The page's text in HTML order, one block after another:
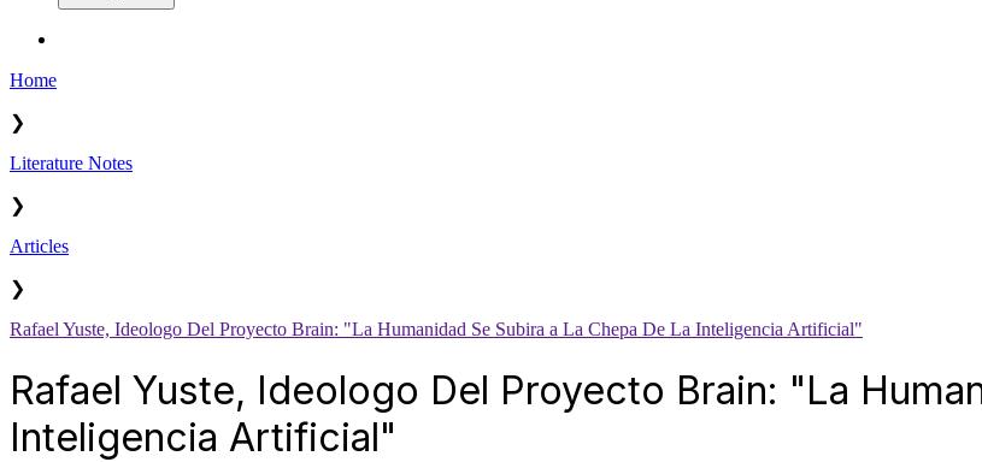
Home
❯
Literature Notes
❯
Articles
❯
Rafael Yuste, Ideologo Del Proyecto Brain: "La Humanidad Se Subira a La Chepa De La Inteligencia Artificial"
Rafael Yuste, Ideologo Del Proyecto Brain: "La
Inteligencia Artificial"